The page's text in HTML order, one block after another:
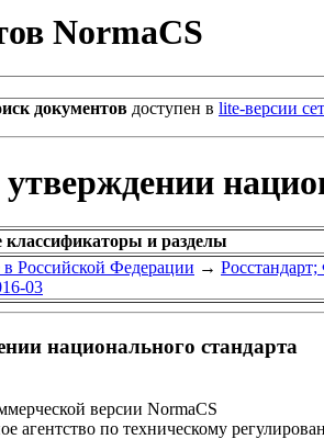
NormaCS
документов доступен в lite-версии
классификаторы и разделы
Российской Федерации →
03
национального стандарта
версии NormaCS
агентство по техническому